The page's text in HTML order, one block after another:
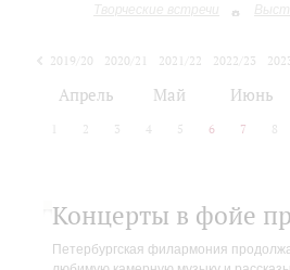
Творческие встречи
2019/20 2020/21 2021/22 2022/23
Апрель Май Июнь
2 3 4 5 6 7 8
Концерты в фойе
Петербургская филармония